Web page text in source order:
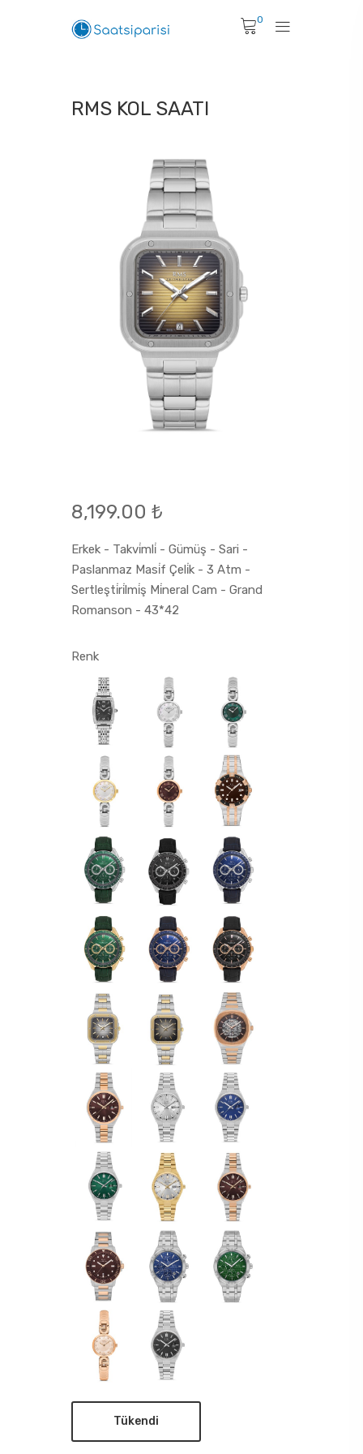
0
RMS KOL SAATI
8,199.00 ₺
Erkek - Takvi̇mli̇ - Gümüş - Sari -
Paslanmaz Masi̇f Çeli̇k - 3 Atm -
Sertleşti̇ri̇lmi̇ş Mi̇neral Cam - Grand
Romanson - 43*42
Renk
Tükendi